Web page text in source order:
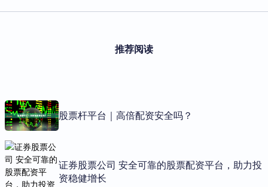
推荐阅读
股票杆平台｜高倍配资安全吗？
证券股票公司 安全可靠的股票配资平台，助力投
资稳健增长